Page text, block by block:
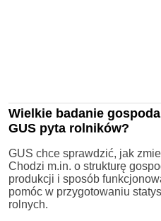
Wielkie badanie
GUS pyta rolników?
GUS chce sprawdzić, jak
Chodzi m.in. o strukturę
produkcji i sposób
pomóc w przygotowaniu
rolnych.